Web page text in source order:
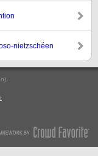
nietzschéen
.